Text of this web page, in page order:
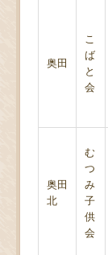
奥田
こ
ば
と
会
奥田
北
む
つ
み
子
供
会